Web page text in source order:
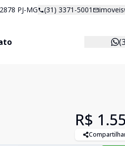
PJ-MG (31) 3371-5001
R$